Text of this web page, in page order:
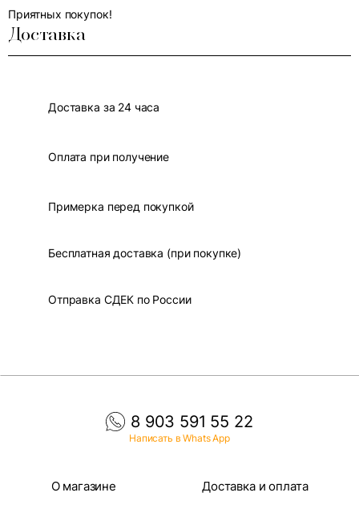
Приятных покупок!
Доставка
Доставка за 24 часа
Оплата при получение
Примерка перед покупкой
Бесплатная доставка (при покупке)
Отправка СДЕК по России
8 903 591 55 22
Написать в Whats App
О магазине Доставка и оплата